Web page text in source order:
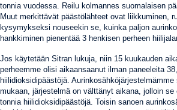
tonnia vuodessa. Reilu kolmannes suomalaisen
Muut merkittävät päästölähteet ovat liikkuminen,
kysymykseksi nouseekin se, kuinka paljon
hankkiminen pienentää 3 henkisen perheen
Jos käytetään Sitran lukuja, niin 15 kuukauden
perheemme olisi aikaansaanut ilman paneeleita
hiilidioksidipäästöjä.
mukaan, järjestelmä on välttänyt aikana, jolloin
tonnia hiilidioksidipäästöjä. Toisin sanoen